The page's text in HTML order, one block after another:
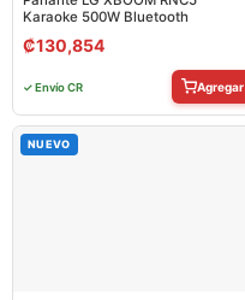
Karaoke 500W Bluetooth
₡130,854
✓ Envío CR Agregar
NUEVO